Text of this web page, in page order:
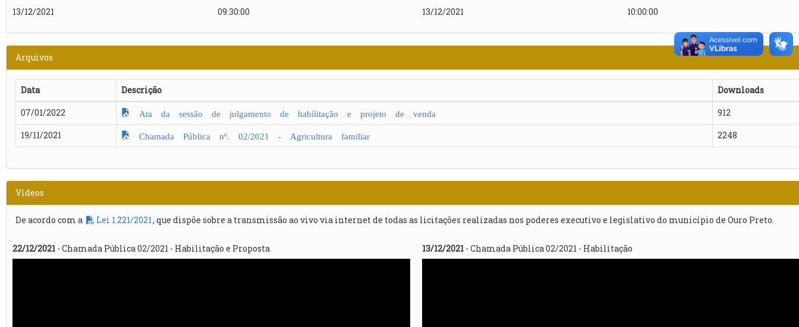
13/12/2021
09:30:00
13/12/2021
10:00:00
Arquivos
Data Descrição
Downloads
07/01/2022
Ata da sessão de julgamento de habilitação e projeto de venda
912
19/11/2021
Chamada Pública nº. 02/2021 - Agricultura familiar 2248
Vídeos
De acordo com a Lei 1.221/2021 , que dispõe sobre a transmissão ao vivo via internet de todas as licitações realizadas nos poderes executivo e legislativo do município de Ouro Preto.
22/12/2021 - Chamada Pública 02/2021 - Habilitação e Proposta 13/12/2021 - Chamada Pública 02/2021 - Habilitação